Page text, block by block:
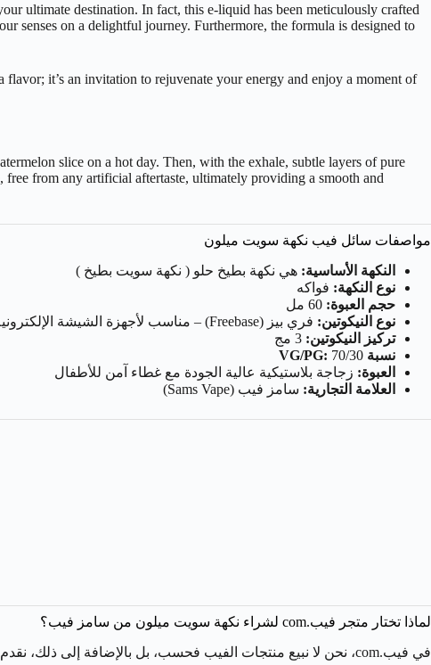
ultimate destination. In fact, this e-liquid has been meticulously crafted
senses on a delightful journey. Furthermore, the formula is designed to
it’s an invitation to rejuvenate your energy and enjoy a moment of
slice on a hot day. Then, with the exhale, subtle layers of pure
from any artificial aftertaste, ultimately providing a smooth and
مواصفات سائل فيب نكهة سويت ميلون
النكهة الأساسية: هي نكهة بطيخ حلو ( نكهة سويت بطيخ )
نوع النكهة: فواكه
حجم العبوة:
نوع النيكوتين: فري بيز (Freebase) – مناسب لأجهزة الشيشة الإلكترونية (Vape Kits / Sub-Ohm Devices)
تركيز النيكوتين:
نسبة VG/PG: 70/30
العبوة: زجاجة بلاستيكية عالية الجودة مع غطاء آمن للأطفال
العلامة التجارية: سامز فيب (Sams Vape)
لماذا تختار متجر فيب.com لشراء نكهة سويت ميلون من سامز فيب؟
في فيب.com، نحن لا نبيع منتجات الفيب فحسب، بل بالإضافة إلى ذلك، نقدم تجربة تسوق متكاملة وموثوقة. وبناءً على ذلك، عند طلبك نكهة بطيخ حلو سامز فيب من متجرنا، فإنك تضمن الحصول على: